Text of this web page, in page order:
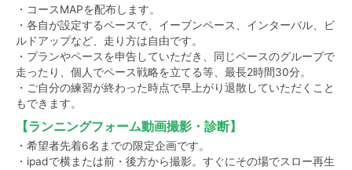
・コースMAPを配布します。
・各自が設定するペースで、イーブンペース、インターバル、ビ
ルドアップなど、走り方は自由です。
・プランやペースを申告していただき、同じペースのグループで
走ったり、個人でペース戦略を立てる等、最長2時間30分。
・ご自分の練習が終わった時点で早上がり退散していただくこと
もできます。
【ランニングフォーム動画撮影・診断】
・希望者先着6名までの限定企画です。
・ipadで横または前・後方から撮影。すぐにその場でスロー再生